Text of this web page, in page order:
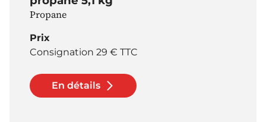
Propane
Prix
Consignation 29 € TTC
En détails